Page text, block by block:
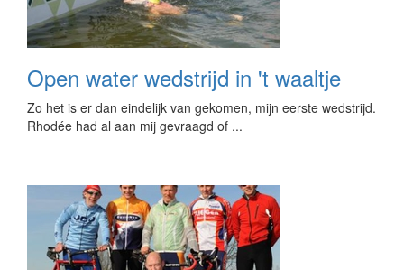
Open water wedstrijd in 't waaltje
Zo het is er dan eindelijk van gekomen, mijn eerste wedstrijd.
Rhodée had al aan mij gevraagd of ...